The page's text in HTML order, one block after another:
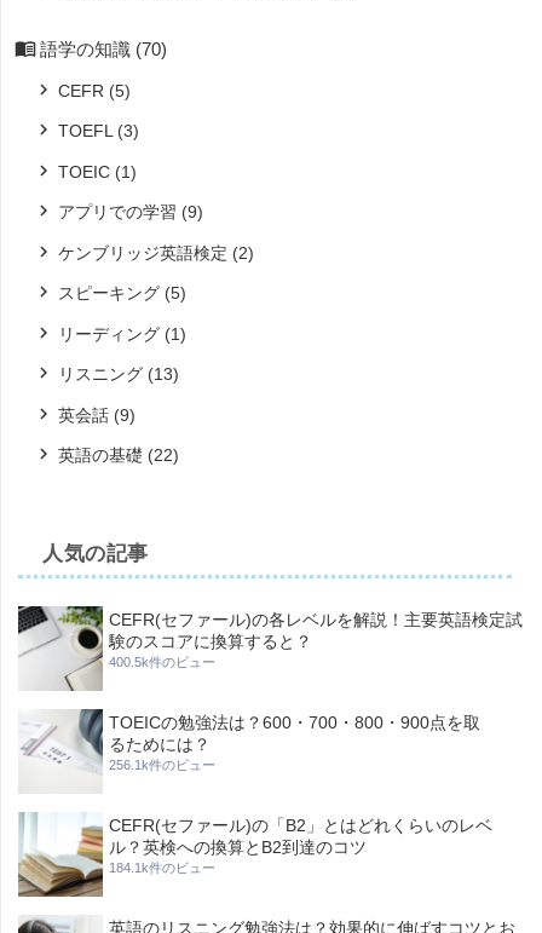
語学の知識 (70)
CEFR (5)
TOEFL (3)
TOEIC (1)
アプリでの学習 (9)
ケンブリッジ英語検定 (2)
スピーキング (5)
リーディング (1)
リスニング (13)
英会話 (9)
英語の基礎 (22)
人気の記事
CEFR(セファール)の各レベルを解説！主要英語検定試
験のスコアに換算すると？
400.5k件のビュー
TOEICの勉強法は？600・700・800・900点を取
るためには？
256.1k件のビュー
CEFR(セファール)の「B2」とはどれくらいのレベ
ル？英検への換算とB2到達のコツ
184.1k件のビュー
英語のリスニング勉強法は？効果的に伸ばすコツとお